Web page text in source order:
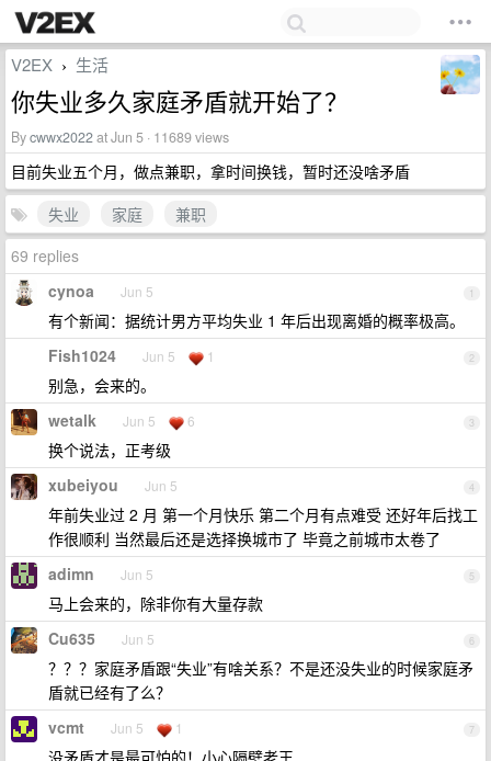
V2EX › 生活
你失业多久家庭矛盾就开始了？
Bycwwx2022at Jun 5 · 11689 views
目前失业五个月，做点兼职，拿时间换钱，暂时还没啥矛盾
失业
家庭
兼职
69 replies
1
cynoa Jun 5
有个新闻：据统计男方平均失业 1 年后出现离婚的概率极高。
2
Fish1024 Jun 5 1
别急，会来的。
3
wetalk Jun 5 6
换个说法，正考级
4
xubeiyou Jun 5
年前失业过 2 月 第一个月快乐 第二个月有点难受 还好年后找工
作很顺利 当然最后还是选择换城市了 毕竟之前城市太卷了
5
adimn Jun 5
马上会来的，除非你有大量存款
6
Cu635 Jun 5
？？？家庭矛盾跟“失业”有啥关系？不是还没失业的时候家庭矛
盾就已经有了么？
7
vcmt Jun 5 1
没矛盾才是最可怕的！小心隔壁老王